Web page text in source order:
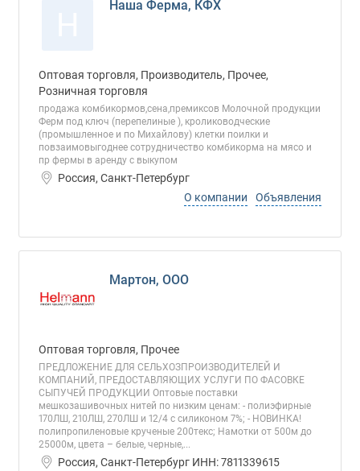
Наша Ферма, КФХ
Оптовая торговля, Производитель, Прочее,
Розничная торговля
продажа комбикормов,сена,премиксов Молочной продукции
Ферм под ключ (перепелиные ), кролиководческие
(промышленное и по Михайлову) клетки поилки и
повзаимовыгоднее сотрудничество комбикорма на мясо и
пр фермы в аренду с выкупом
Россия, Санкт-Петербург
О компании
Объявления
Мартон, ООО
Оптовая торговля, Прочее
ПРЕДЛОЖЕНИЕ ДЛЯ СЕЛЬХОЗПРОИЗВОДИТЕЛЕЙ И
КОМПАНИЙ, ПРЕДОСТАВЛЯЮЩИХ УСЛУГИ ПО ФАСОВКЕ
СЫПУЧЕЙ ПРОДУКЦИИ Оптовые поставки
мешкозашивочных нитей по низким ценам: - полиэфирные
170ЛШ, 210ЛШ, 270ЛШ и 12/4 с силиконом 7%; - НОВИНКА!
полипропиленовые крученые 200текс; Намотки от 500м до
25000м, цвета – белые, черные,...
Россия, Санкт-Петербург ИНН: 7811339615